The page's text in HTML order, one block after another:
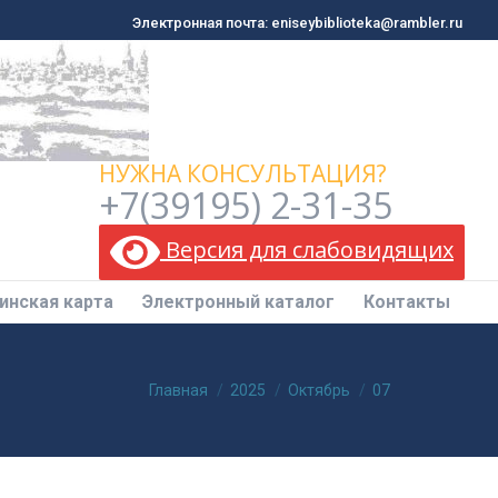
Электронная почта: eniseybiblioteka@rambler.ru
НУЖНА КОНСУЛЬТАЦИЯ?
+7(39195) 2-31-35
Версия для слабовидящих
карта Электронный каталог Контакты
Вы здесь:
Главная 2025 Октябрь 07
Электронная почта: eniseybiblioteka@rambler.ru
карта Электронный каталог